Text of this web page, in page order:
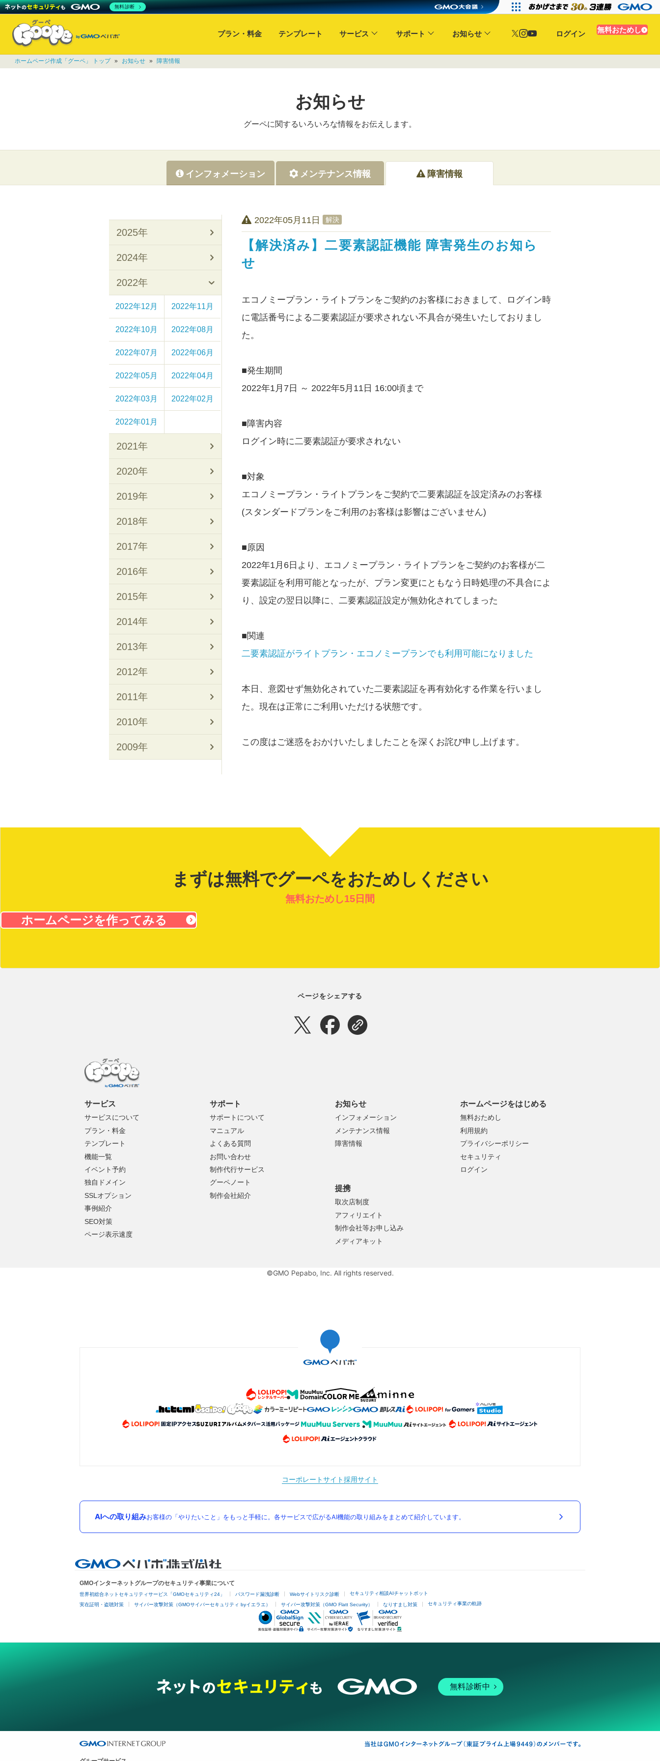
プラン・料金 テンプレート サービス サポート お知らせ ログイン 無料おためし
ホームページ作成「グーペ」 トップ » お知らせ » 障害情報
お知らせ
グーペに関するいろいろな情報をお伝えします。
インフォメーション メンテナンス情報 障害情報
2022年05月11日 解決
【解決済み】二要素認証機能 障害発生のお知ら
せ
エコノミープラン・ライトプランをご契約のお客様におきまして、ログイン時
に電話番号による二要素認証が要求されない不具合が発生いたしておりまし
た。
■発生期間
2022年1月7日 ～ 2022年5月11日 16:00頃まで
■障害内容
ログイン時に二要素認証が要求されない
■対象
エコノミープラン・ライトプランをご契約で二要素認証を設定済みのお客様
(スタンダードプランをご利用のお客様は影響はございません)
■原因
2022年1月6日より、エコノミープラン・ライトプランをご契約のお客様が二
要素認証を利用可能となったが、プラン変更にともなう日時処理の不具合によ
り、設定の翌日以降に、二要素認証設定が無効化されてしまった
■関連
二要素認証がライトプラン・エコノミープランでも利用可能になりました
本日、意図せず無効化されていた二要素認証を再有効化する作業を行いまし
た。現在は正常にご利用いただける状態です。
この度はご迷惑をおかけいたしましたことを深くお詫び申し上げます。
2025年
2024年
2022年
2022年12月 2022年11月
2022年10月 2022年08月
2022年07月 2022年06月
2022年05月 2022年04月
2022年03月 2022年02月
2022年01月
2021年
2020年
2019年
2018年
2017年
2016年
2015年
2014年
2013年
2012年
2011年
2010年
2009年
まずは無料でグーペをおためしください
無料おためし15日間
ホームページを作ってみる
ページをシェアする
サービス
サービスについて
プラン・料金
テンプレート
機能一覧
イベント予約
独自ドメイン
SSLオプション
事例紹介
SEO対策
ページ表示速度
サポート
サポートについて
マニュアル
よくある質問
お問い合わせ
制作代行サービス
グーペノート
制作会社紹介
お知らせ
インフォメーション
メンテナンス情報
障害情報
提携
取次店制度
アフィリエイト
制作会社等お申し込み
メディアキット
ホームページをはじめる
無料おためし
利用規約
プライバシーポリシー
セキュリティ
ログイン
©GMO Pepabo, Inc. All rights reserved.
コーポレートサイト採用サイト
AIへの取り組みお客様の「やりたいこと」をもっと手軽に。各サービスで広がるAI機能の取り組みをまとめて紹介しています。
GMOインターネットグループのセキュリティ事業について
世界初総合ネットセキュリティサービス「GMOセキュリティ24」 パスワード漏洩診断 Webサイトリスク診断 セキュリティ相談AIチャットボット
実在証明・盗聴対策 サイバー攻撃対策（GMOサイバーセキュリティ byイエラエ） サイバー攻撃対策（GMO Flatt Security） なりすまし対策 セキュリティ事業の軌跡
無料診断中
無料診断